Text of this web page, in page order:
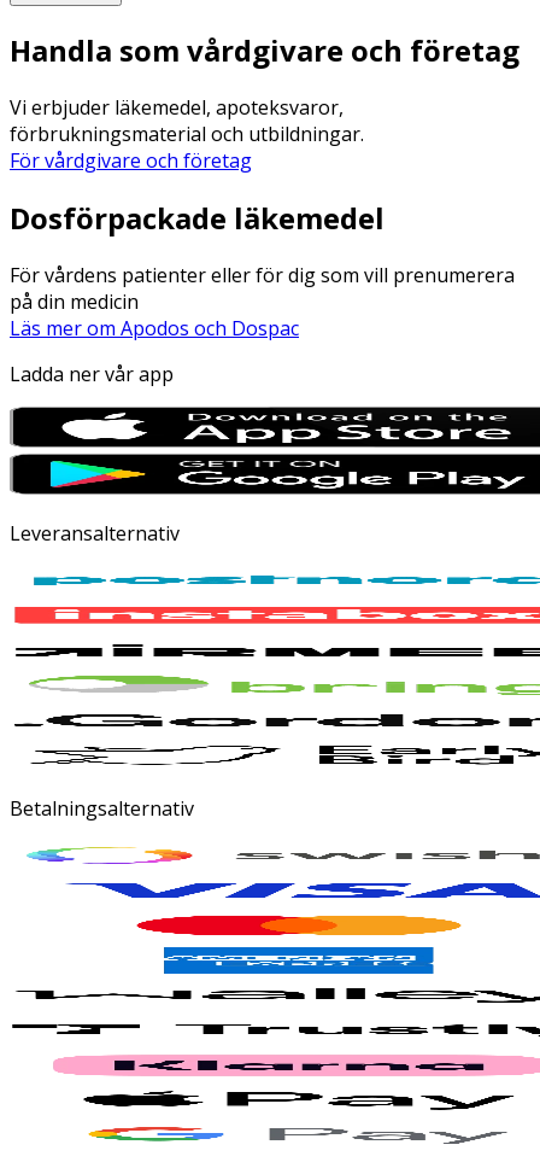
Handla som vårdgivare och företag
Vi erbjuder läkemedel, apoteksvaror,
förbrukningsmaterial och utbildningar.
För vårdgivare och företag
Dosförpackade läkemedel
För vårdens patienter eller för dig som vill prenumerera
på din medicin
Läs mer om Apodos och Dospac
Ladda ner vår app
Leveransalternativ
Betalningsalternativ